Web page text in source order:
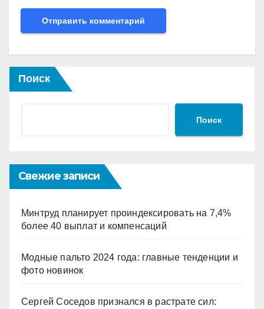
Поиск
Поиск
Свежие записи
Минтруд планирует проиндексировать на 7,4%
более 40 выплат и компенсаций
Модные пальто 2024 года: главные тенденции и
фото новинок
Сергей Соседов признался в растрате сил: